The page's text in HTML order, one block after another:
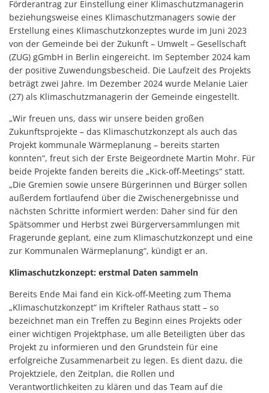
Förderantrag zur Einstellung einer Klimaschutzmanagerin
beziehungsweise eines Klimaschutzmanagers sowie der
Erstellung eines Klimaschutzkonzeptes wurde im Juni 2023
von der Gemeinde bei der Zukunft – Umwelt – Gesellschaft
(ZUG) gGmbH in Berlin eingereicht. Im September 2024 kam
der positive Zuwendungsbescheid. Die Laufzeit des Projekts
beträgt zwei Jahre. Im Dezember 2024 wurde Melanie Laier
(27) als Klimaschutzmanagerin der Gemeinde eingestellt.
„Wir freuen uns, dass wir unsere beiden großen
Zukunftsprojekte – das Klimaschutzkonzept als auch das
Projekt kommunale Wärmeplanung – bereits starten
konnten“, freut sich der Erste Beigeordnete Martin Mohr. Für
beide Projekte fanden bereits die „Kick-off-Meetings“ statt.
„Die Gremien sowie unsere Bürgerinnen und Bürger sollen
außerdem fortlaufend über die Zwischenergebnisse und
nächsten Schritte informiert werden: Daher sind für den
Spätsommer und Herbst zwei Bürgerversammlungen mit
Fragerunde geplant, eine zum Klimaschutzkonzept und eine
zur Kommunalen Wärmeplanung“, kündigt er an.
Klimaschutzkonzept: erstmal Daten sammeln
Bereits Ende Mai fand ein Kick-off-Meeting zum Thema
„Klimaschutzkonzept“ im Krifteler Rathaus statt – so
bezeichnet man ein Treffen zu Beginn eines Projekts oder
einer wichtigen Projektphase, um alle Beteiligten über das
Projekt zu informieren und den Grundstein für eine
erfolgreiche Zusammenarbeit zu legen. Es dient dazu, die
Projektziele, den Zeitplan, die Rollen und
Verantwortlichkeiten zu klären und das Team auf die